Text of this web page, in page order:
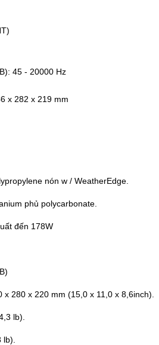
45 - 20000 Hz
x 282 x 219 mm
nón w / WeatherEdge.
phủ polycarbonate.
đến 178W
280 x 220 mm (15,0 x 11,0 x 8,6inch).
lb).